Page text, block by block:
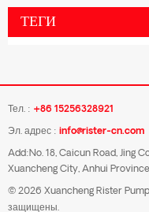
ТЕГИ
Тел. : +86 15256328921
Эл. адрес : info@rister-cn.com
Add:No. 18, Caicun Road, Jing
Xuancheng City, Anhui
© 2026 Xuancheng Rister
защищены.